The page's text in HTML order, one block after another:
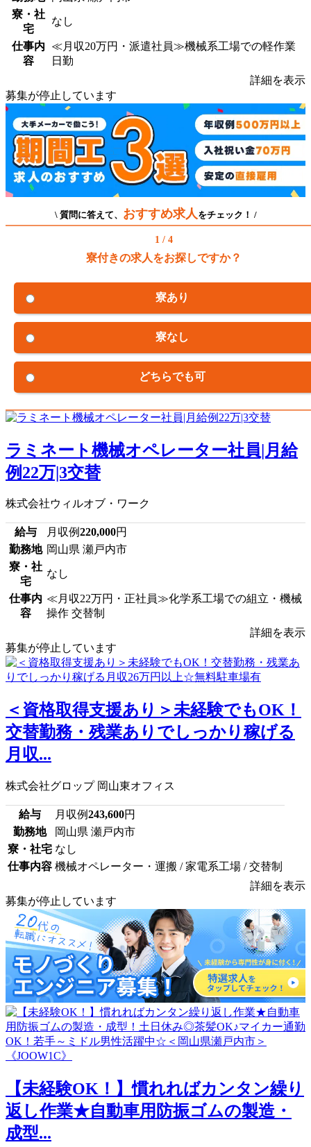
寮・社
宅
なし
仕事内
容
≪月収20万円・派遣社員≫機械系工場での軽作業
日勤
詳細を表示
募集が停止しています
\ 質問に答えて、 おすすめ求人 をチェック！ /
1 / 4
寮付きの求人をお探しですか？
寮あり
寮なし
どちらでも可
ラミネート機械オペレーター社員|月給
例22万|3交替
株式会社ウィルオブ・ワーク
給与 月収例220,000円
勤務地 岡山県 瀬戸内市
寮・社
宅
なし
仕事内
容
≪月収22万円・正社員≫化学系工場での組立・機械
操作 交替制
詳細を表示
募集が停止しています
＜資格取得支援あり＞未経験でもOK！
交替勤務・残業ありでしっかり稼げる
月収...
株式会社グロップ 岡山東オフィス
給与 月収例243,600円
勤務地
岡山県 瀬戸内市
寮・社宅 なし
仕事内容 機械オペレーター・運搬 / 家電系工場 / 交替制
詳細を表示
募集が停止しています
【未経験OK！】慣れればカンタン繰り
返し作業★自動車用防振ゴムの製造・
成型...